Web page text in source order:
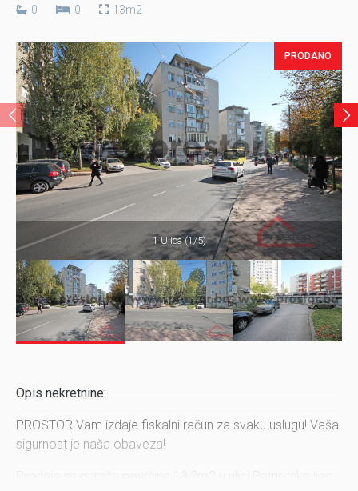
0 0 13m2
PRODANO
1 Ulica (1/5)
Opis nekretnine:
PROSTOR Vam izdaje fiskalni račun za svaku uslugu! Vaša
sigurnost je naša obaveza!